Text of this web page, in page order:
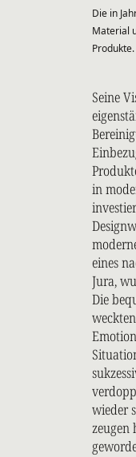
Die in
Material
Produkte.
Seine
in
eines
Jura,
Die
wieder
zeugen